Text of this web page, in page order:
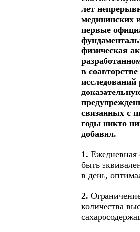
лет
медицинских
первые
физическая
в
исследований
связанных с
годы никто
добавил.
1. Ежедневная
быть
в день,
2.
количества